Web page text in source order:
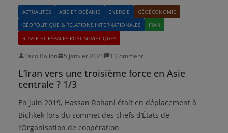
ACTUALITÉS ASIE ET OCÉANIE ENERGIE
GÉOÉCONOMIE
GÉOPOLITIQUE & RELATIONS INTERNATIONALES
IRAN
RUSSIE ET ESPACES POST-SOVIÉTIQUES
Paco Ballon 5 janvier 2021 1 Comment
L’Iran vers une troisième force en Asie
centrale ? 1/3
En juin 2019, Hassan Rohani était en déplacement à
Bichkek lors du sommet des chefs d’États de
l’Organisation de coopération